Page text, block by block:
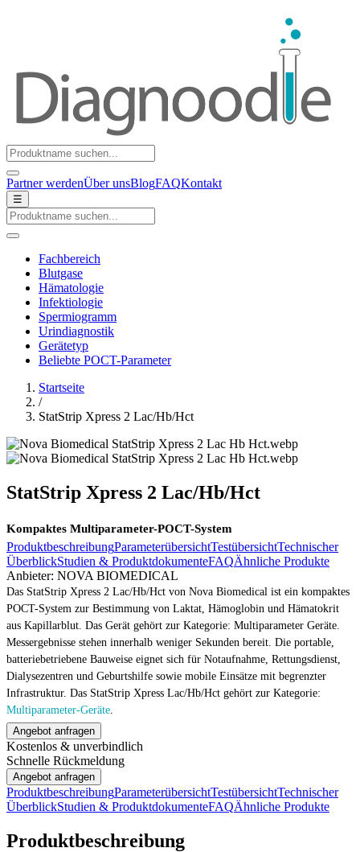
Partner werdenÜber unsBlogFAQKontakt
☰
Fachbereich
Blutgase
Hämatologie
Infektiologie
Spermiogramm
Urindiagnostik
Gerätetyp
Beliebte POCT-Parameter
Startseite
/
StatStrip Xpress 2 Lac/Hb/Hct
StatStrip Xpress 2 Lac/Hb/Hct
Kompaktes Multiparameter-POCT-System
ProduktbeschreibungParameterübersichtTestübersichtTechnischer
ÜberblickStudien & ProduktdokumenteFAQÄhnliche Produkte
Anbieter: NOVA BIOMEDICAL
Das StatStrip Xpress 2 Lac/Hb/Hct von Nova Biomedical ist ein kompaktes
POCT-System zur Bestimmung von Laktat, Hämoglobin und Hämatokrit
aus Kapillarblut. Das Gerät gehört zur Kategorie: Multiparameter Geräte.
Messergebnisse stehen innerhalb weniger Sekunden bereit. Die portable,
batteriebetriebene Bauweise eignet sich für Notaufnahme, Rettungsdienst,
Dialysezentren und Geburtshilfe sowie mobile Einsätze mit begrenzter
Infrastruktur. Das StatStrip Xpress Lac/Hb/Hct gehört zur Kategorie:
Multiparameter-Geräte
Angebot anfragen
Kostenlos & unverbindlich
Schnelle Rückmeldung
Angebot anfragen
ProduktbeschreibungParameterübersichtTestübersichtTechnischer
ÜberblickStudien & ProduktdokumenteFAQÄhnliche Produkte
Produktbeschreibung